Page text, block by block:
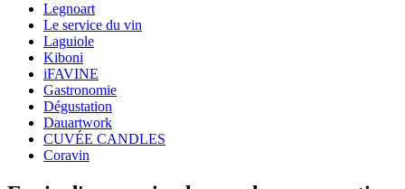
wine accessories
Status When Soldout
Legnoart
Le service du vin
Laguiole
Kiboni
iFAVINE
Gastronomie
Dégustation
Dauartwork
CUVÉE CANDLES
Coravin